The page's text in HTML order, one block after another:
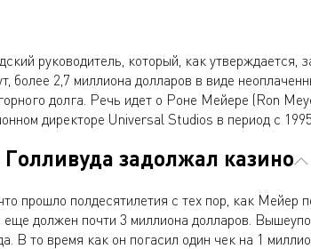
руководитель, который, как утверждается,
более 2,7 миллиона долларов в виде
долга. Речь идет о Роне Мейере (Ron
директоре Universal Studios в период с
Голливуда задолжал казино
прошло полдесятилетия с тех пор, как Мейер
еще должен почти 3 миллиона долларов.
В то время как он погасил один чек на 1